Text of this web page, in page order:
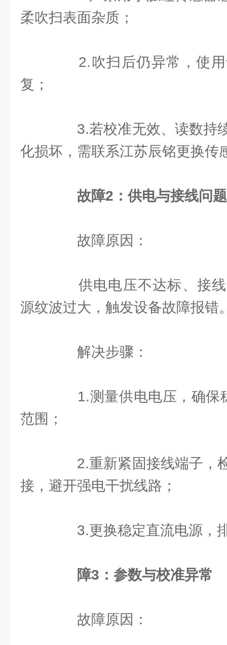
柔吹扫表面杂质；
2.吹扫后仍异常，使用
复；
3.若校准无效、读数持
化损坏，需联系江苏辰铭更换传
故障2：供电与接线问题
故障原因：
供电电压不达标、接线
源纹波过大，触发设备故障报错
解决步骤：
1.测量供电电压，确保
范围；
2.重新紧固接线端子，
接，避开强电干扰线路；
3.更换稳定直流电源，
障3：参数与校准异常
故障原因：